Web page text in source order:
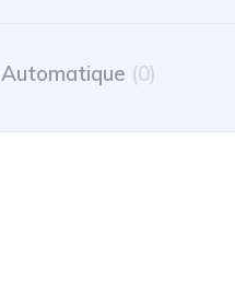
Automatique (0)